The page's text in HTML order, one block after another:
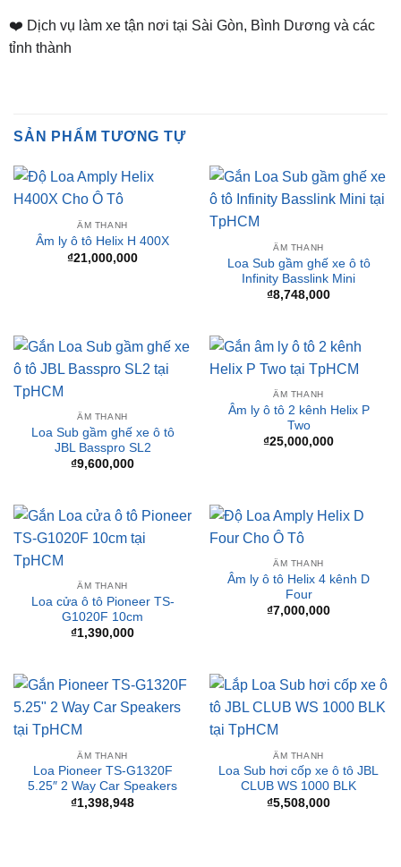
❤️ Dịch vụ làm xe tận nơi tại Sài Gòn, Bình Dương và các
tỉnh thành
SẢN PHẨM TƯƠNG TỰ
ÂM THANH
Âm ly ô tô Helix H 400X
₫21,000,000
ÂM THANH
Loa Sub gầm ghế xe ô tô
Infinity Basslink Mini
₫8,748,000
ÂM THANH
Loa Sub gầm ghế xe ô tô
JBL Basspro SL2
₫9,600,000
ÂM THANH
Âm ly ô tô 2 kênh Helix P
Two
₫25,000,000
ÂM THANH
Loa cửa ô tô Pioneer TS-
G1020F 10cm
₫1,390,000
ÂM THANH
Âm ly ô tô Helix 4 kênh D
Four
₫7,000,000
ÂM THANH
Loa Pioneer TS-G1320F
5.25″ 2 Way Car Speakers
₫1,398,948
ÂM THANH
Loa Sub hơi cốp xe ô tô JBL
CLUB WS 1000 BLK
₫5,508,000